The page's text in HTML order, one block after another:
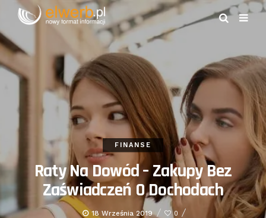
FINANSE
Raty Na Dowód – Zakupy Bez
Zaświadczeń O Dochodach
18 Września 2019 0